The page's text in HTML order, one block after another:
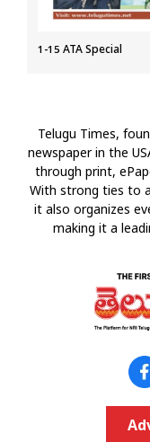
1-15 ATA Special
Telugu Times,
newspaper in the
through print,
With strong ties to
it also organizes
making it a